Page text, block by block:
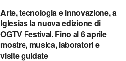
Arte, tecnologia e innovazione, a
Iglesias la nuova edizione di
OGTV Festival. Fino al 6 aprile
mostre, musica, laboratori e
visite guidate